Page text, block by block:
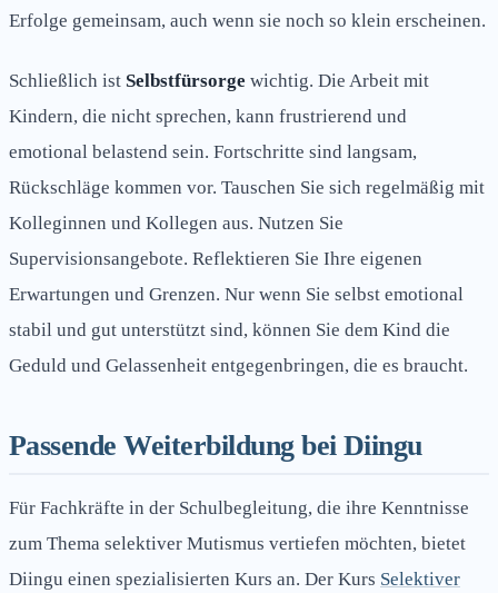
Erfolge gemeinsam, auch wenn sie noch so klein erscheinen.
Schließlich ist Selbstfürsorge wichtig. Die Arbeit mit
Kindern, die nicht sprechen, kann frustrierend und
emotional belastend sein. Fortschritte sind langsam,
Rückschläge kommen vor. Tauschen Sie sich regelmäßig mit
Kolleginnen und Kollegen aus. Nutzen Sie
Supervisionsangebote. Reflektieren Sie Ihre eigenen
Erwartungen und Grenzen. Nur wenn Sie selbst emotional
stabil und gut unterstützt sind, können Sie dem Kind die
Geduld und Gelassenheit entgegenbringen, die es braucht.
Passende Weiterbildung bei Diingu
Für Fachkräfte in der Schulbegleitung, die ihre Kenntnisse
zum Thema selektiver Mutismus vertiefen möchten, bietet
Diingu einen spezialisierten Kurs an. Der Kurs Selektiver